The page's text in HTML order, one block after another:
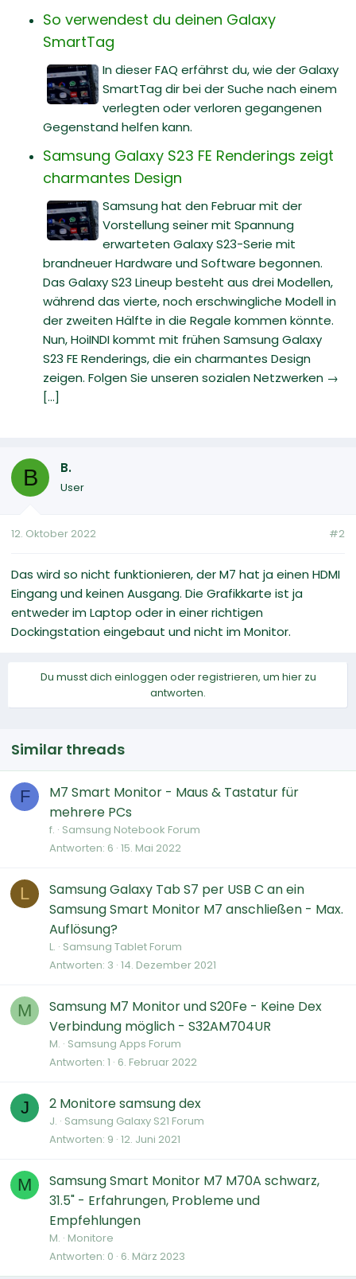
So verwendest du deinen Galaxy
SmartTag
In dieser FAQ erfährst du, wie der Galaxy
SmartTag dir bei der Suche nach einem
verlegten oder verloren gegangenen
Gegenstand helfen kann.
Samsung Galaxy S23 FE Renderings zeigt
charmantes Design
Samsung hat den Februar mit der
Vorstellung seiner mit Spannung
erwarteten Galaxy S23-Serie mit
brandneuer Hardware und Software begonnen.
Das Galaxy S23 Lineup besteht aus drei Modellen,
während das vierte, noch erschwingliche Modell in
der zweiten Hälfte in die Regale kommen könnte.
Nun, HoiINDI kommt mit frühen Samsung Galaxy
S23 FE Renderings, die ein charmantes Design
zeigen. Folgen Sie unseren sozialen Netzwerken →
[...]
B B.
User
12. Oktober 2022 #2
Das wird so nicht funktionieren, der M7 hat ja einen HDMI
Eingang und keinen Ausgang. Die Grafikkarte ist ja
entweder im Laptop oder in einer richtigen
Dockingstation eingebaut und nicht im Monitor.
Du musst dich einloggen oder registrieren, um hier zu
antworten.
Similar threads
F
M7 Smart Monitor - Maus & Tastatur für
mehrere PCs
f. Samsung Notebook Forum
Antworten 6 15. Mai 2022
L
Samsung Galaxy Tab S7 per USB C an ein
Samsung Smart Monitor M7 anschließen - Max.
Auflösung?
L. Samsung Tablet Forum
Antworten 3 14. Dezember 2021
M
Samsung M7 Monitor und S20Fe - Keine Dex
Verbindung möglich - S32AM704UR
M. Samsung Apps Forum
Antworten 1 6. Februar 2022
J 2 Monitore samsung dex
J. Samsung Galaxy S21 Forum
Antworten 9 12. Juni 2021
M
Samsung Smart Monitor M7 M70A schwarz,
31.5" - Erfahrungen, Probleme und
Empfehlungen
M. Monitore
Antworten 0 6. März 2023